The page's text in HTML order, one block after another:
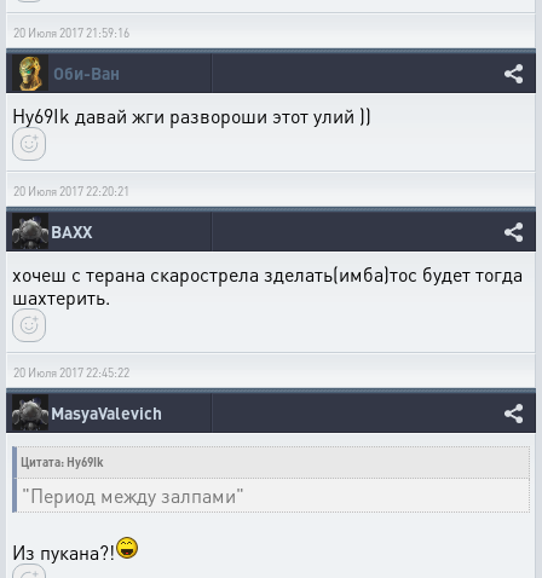
20 Июля 2017 21:59:16
Оби-Ван
Hy69Ik давай жги развороши этот улий ))
20 Июля 2017 22:20:21
BAXX
хочеш с терана скарострела зделать(имба)тос будет тогда
шахтерить.
20 Июля 2017 22:45:22
MasyaValevich
Цитата: Hy69Ik
"Период между залпами"
Из пукана?!